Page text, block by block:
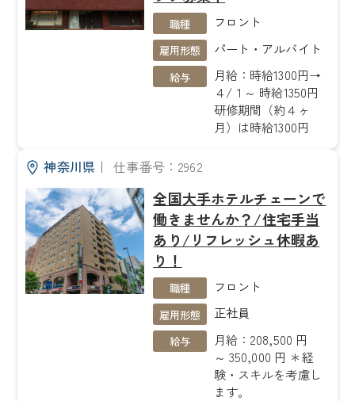
職種 フロント
雇用形態 パート・アルバイト
給与
月給：時給1300円→
４/１～ 時給1350円
研修期間（約４ヶ
月）は時給1300円
神奈川県 ｜ 仕事番号：2962
全国大手ホテルチェーンで
働きませんか？/住宅手当
あり/リフレッシュ休暇あ
り！
職種 フロント
雇用形態 正社員
給与
月給：208,500 円
～ 350,000 円 ＊経
験・スキルを考慮し
ます。